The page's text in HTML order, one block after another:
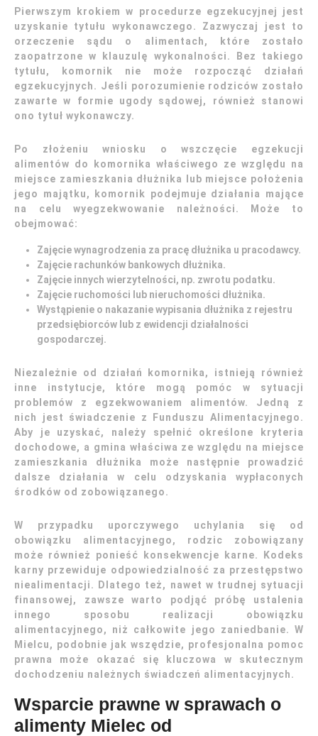
Pierwszym krokiem w procedurze egzekucyjnej jest
uzyskanie tytułu wykonawczego. Zazwyczaj jest to
orzeczenie sądu o alimentach, które zostało
zaopatrzone w klauzulę wykonalności. Bez takiego
tytułu, komornik nie może rozpocząć działań
egzekucyjnych. Jeśli porozumienie rodziców zostało
zawarte w formie ugody sądowej, również stanowi
ono tytuł wykonawczy.
Po złożeniu wniosku o wszczęcie egzekucji
alimentów do komornika właściwego ze względu na
miejsce zamieszkania dłużnika lub miejsce położenia
jego majątku, komornik podejmuje działania mające
na celu wyegzekwowanie należności. Może to
obejmować:
Zajęcie wynagrodzenia za pracę dłużnika u pracodawcy.
Zajęcie rachunków bankowych dłużnika.
Zajęcie innych wierzytelności, np. zwrotu podatku.
Zajęcie ruchomości lub nieruchomości dłużnika.
Wystąpienie o nakazanie wypisania dłużnika z rejestru
przedsiębiorców lub z ewidencji działalności
gospodarczej.
Niezależnie od działań komornika, istnieją również
inne instytucje, które mogą pomóc w sytuacji
problemów z egzekwowaniem alimentów. Jedną z
nich jest świadczenie z Funduszu Alimentacyjnego.
Aby je uzyskać, należy spełnić określone kryteria
dochodowe, a gmina właściwa ze względu na miejsce
zamieszkania dłużnika może następnie prowadzić
dalsze działania w celu odzyskania wypłaconych
środków od zobowiązanego.
W przypadku uporczywego uchylania się od
obowiązku alimentacyjnego, rodzic zobowiązany
może również ponieść konsekwencje karne. Kodeks
karny przewiduje odpowiedzialność za przestępstwo
niealimentacji. Dlatego też, nawet w trudnej sytuacji
finansowej, zawsze warto podjąć próbę ustalenia
innego sposobu realizacji obowiązku
alimentacyjnego, niż całkowite jego zaniedbanie. W
Mielcu, podobnie jak wszędzie, profesjonalna pomoc
prawna może okazać się kluczowa w skutecznym
dochodzeniu należnych świadczeń alimentacyjnych.
Wsparcie prawne w sprawach o
alimenty Mielec od